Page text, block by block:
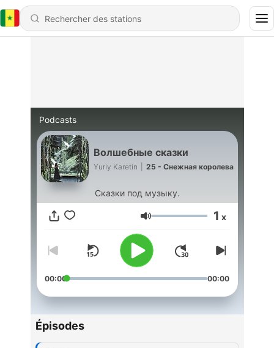
Podcasts
Волшебные сказки
Yuriy Karetin 25 - Снежная королева
Сказки под музыку.
Volume 1 x
00:00 00:00
Épisodes